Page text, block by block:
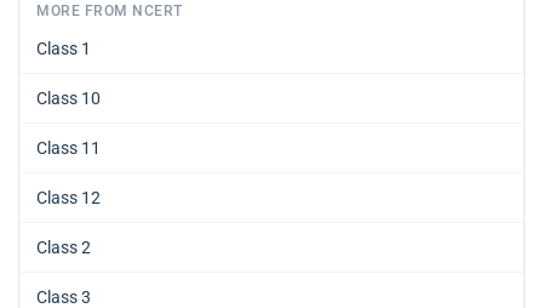
MORE FROM NCERT
Class 1
Class 10
Class 11
Class 12
Class 2
Class 3